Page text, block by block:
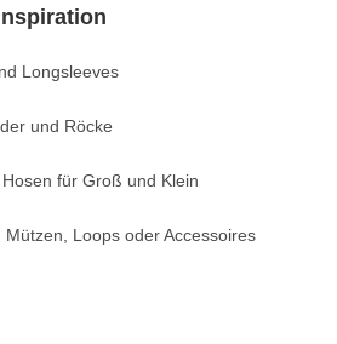
Longsleeves
und Röcke
für Groß und Klein
Mützen, Loops oder Accessoires